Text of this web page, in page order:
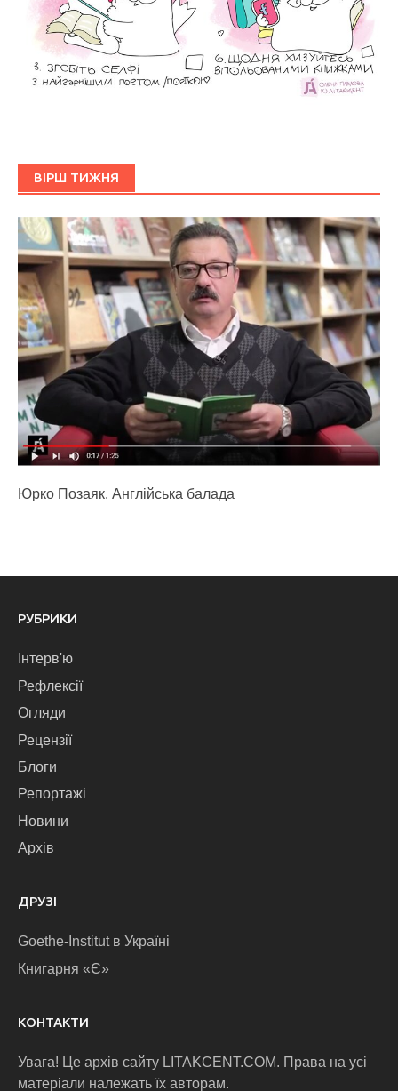
ВІРШ ТИЖНЯ
Юрко Позаяк. Англійська балада
РУБРИКИ
Інтерв'ю
Рефлексії
Огляди
Рецензії
Блоги
Репортажі
Новини
Архів
ДРУЗІ
Goethe-Institut в Україні
Книгарня «Є»
КОНТАКТИ
Увага! Це архів сайту LITAKCENT.COM. Права на усі
матеріали належать їх авторам.